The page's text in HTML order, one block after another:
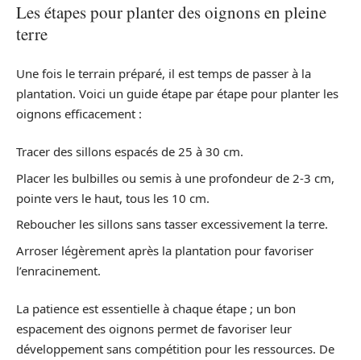
Les étapes pour planter des oignons en pleine
terre
Une fois le terrain préparé, il est temps de passer à la
plantation. Voici un guide étape par étape pour planter les
oignons efficacement :
Tracer des sillons espacés de 25 à 30 cm.
Placer les bulbilles ou semis à une profondeur de 2-3 cm,
pointe vers le haut, tous les 10 cm.
Reboucher les sillons sans tasser excessivement la terre.
Arroser légèrement après la plantation pour favoriser
l’enracinement.
La patience est essentielle à chaque étape ; un bon
espacement des oignons permet de favoriser leur
développement sans compétition pour les ressources. De